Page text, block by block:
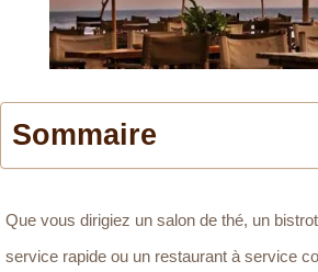
Sommaire
Que vous dirigiez un salon de thé, un
service rapide ou un restaurant à service